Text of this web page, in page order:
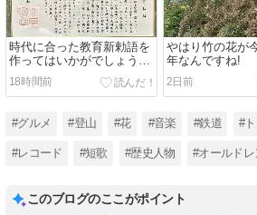
時代に合った教育新勅語を
作ってはいかがでしょう
か。
18時間前
やはり竹の花が
年なんですね!
2日前
#グルメ #登山 #花 #音楽 #鉄道 #
#レコード #短歌 #歴史人物 #オールドレ
このブログのここがポイント